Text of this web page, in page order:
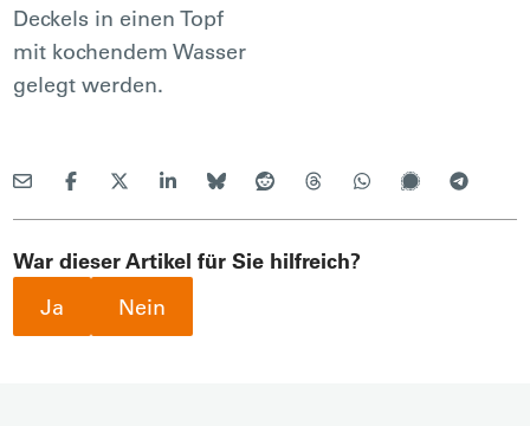
Deckels in einen Topf
mit kochendem Wasser
gelegt werden.
War dieser Artikel für Sie hilfreich?
Ja
Nein